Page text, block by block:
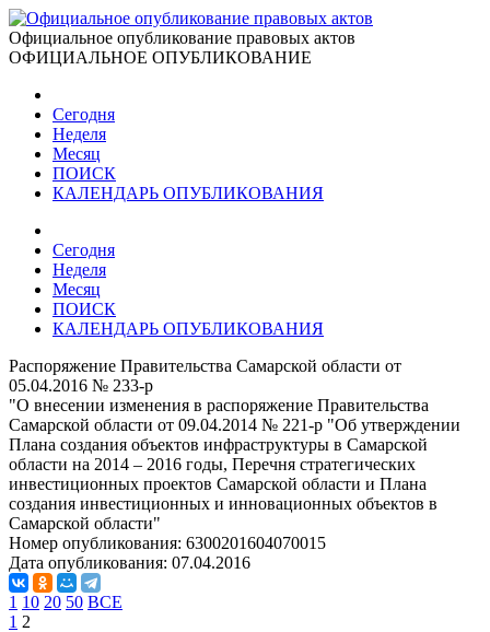
Официальное опубликование правовых актов
ОФИЦИАЛЬНОЕ ОПУБЛИКОВАНИЕ
Сегодня
Неделя
Месяц
ПОИСК
КАЛЕНДАРЬ ОПУБЛИКОВАНИЯ
Сегодня
Неделя
Месяц
ПОИСК
КАЛЕНДАРЬ ОПУБЛИКОВАНИЯ
Распоряжение Правительства Самарской области от
05.04.2016 № 233-р
"О внесении изменения в распоряжение Правительства
Самарской области от 09.04.2014 № 221-р "Об утверждении
Плана создания объектов инфраструктуры в Самарской
области на 2014 – 2016 годы, Перечня стратегических
инвестиционных проектов Самарской области и Плана
создания инвестиционных и инновационных объектов в
Самарской области"
Номер опубликования: 6300201604070015
Дата опубликования: 07.04.2016
1 10 20 50 ВСЕ
1 2